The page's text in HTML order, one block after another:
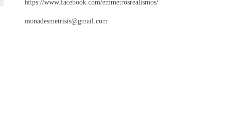
https://www.facebook.com/emmetrosrealismos/
monadesmetrisis@gmail.com